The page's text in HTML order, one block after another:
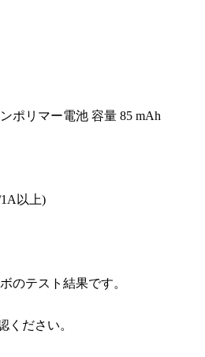
ポリマー電池 容量 85 mAh
以上)
のテスト結果です。
ください。